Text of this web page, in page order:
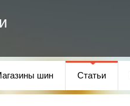
шин Статьи